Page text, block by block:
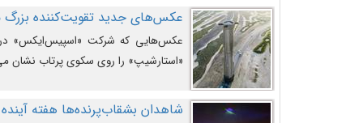
عکس‌های جدید تقویت‌کننده
عکس‌هایی که شرکت «اسپیس‌ایکس» در
«استارشیپ» را روی سکوی پرتاب نشان
شاهدان بشقاب‌پرنده‌ها هفته